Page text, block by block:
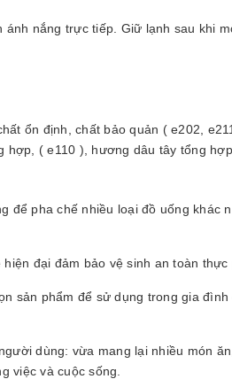
ánh nắng trực tiếp. Giữ lạnh sau khi
ổn định, chất bảo quản ( e202,
hợp, ( e110 ), hương dâu tây tổng
để pha chế nhiều loại đồ uống khác
đại đảm bảo vệ sinh an toàn thực
sản phẩm để sử dụng trong gia
dùng: vừa mang lại nhiều món
việc và cuộc sống.